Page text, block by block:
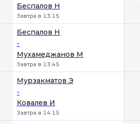
Беспалов Н
Завтра в 13:15
Беспалов Н
-
Мухамеджанов М
Завтра в 13:45
Мурзакматов Э
-
Ковалев И
Завтра в 14:15